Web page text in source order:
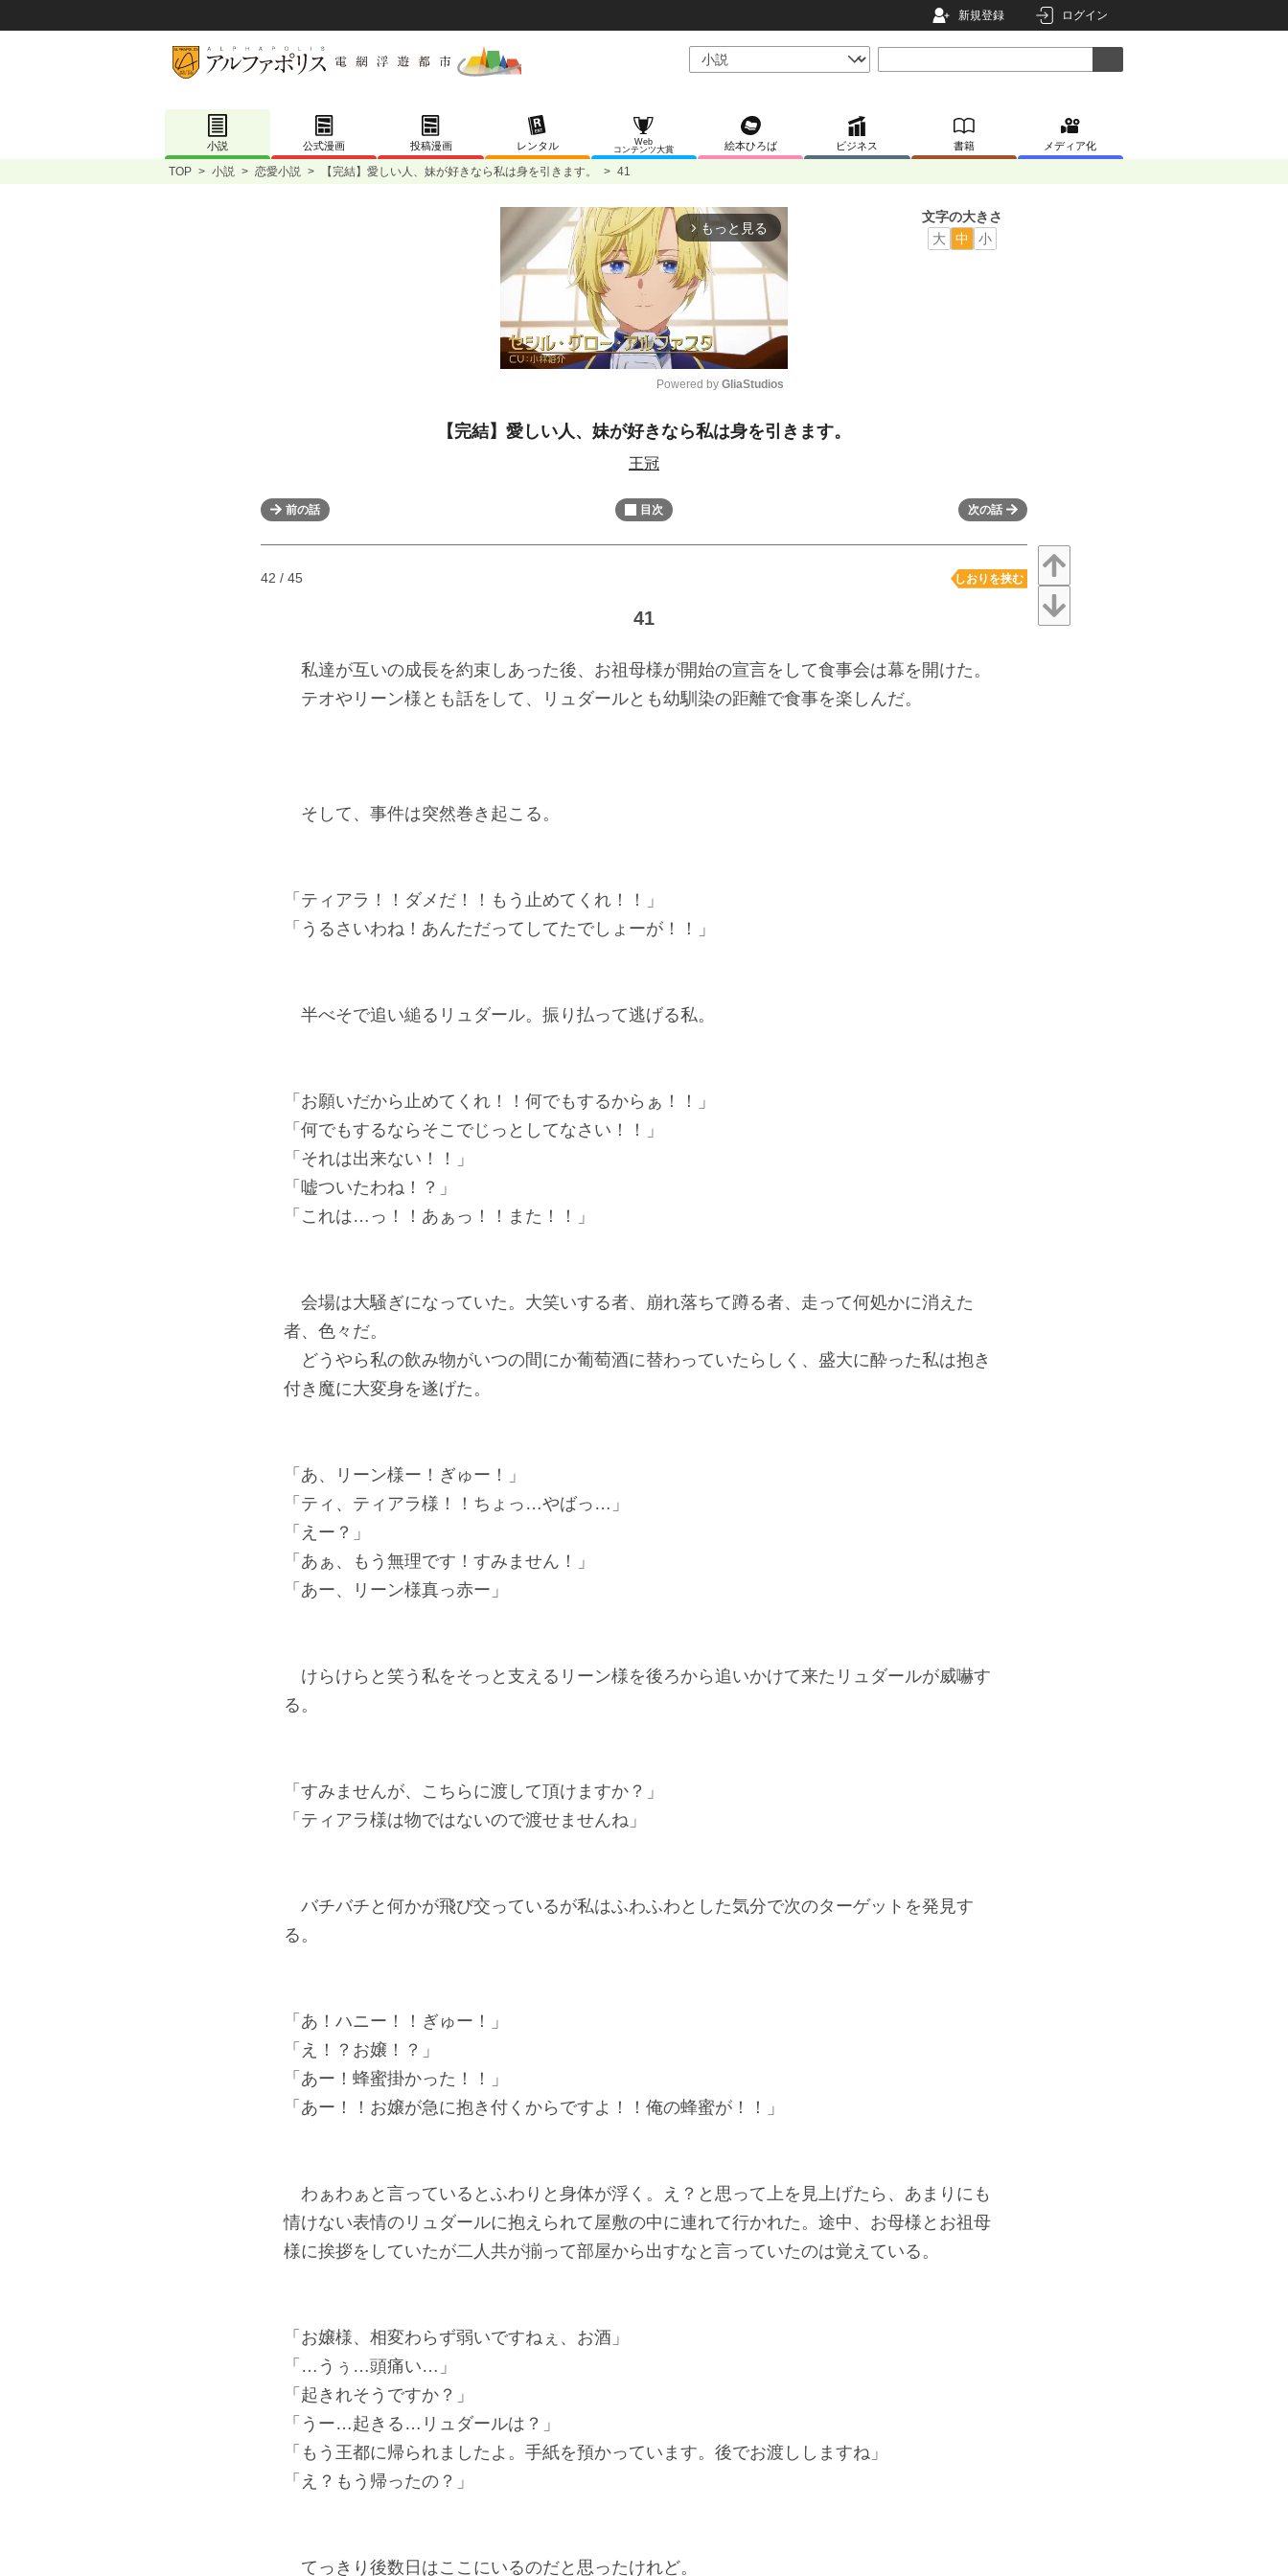
新規登録 ログイン
小説 公式漫画 投稿漫画 レンタル
Web
コンテンツ大賞
絵本ひろば ビジネス 書籍 メディア化
TOP > 小説 > 恋愛小説 > 【完結】愛しい人、妹が好きなら私は身を引きます。 > 41
arrow_forward_ios もっと見る
M
Powered by GliaStudios
【完結】愛しい人、妹が好きなら私は身を引きます。
王冠
文字の大きさ
大
中 小
前の話 目次 次の話
42 / 45 しおりを挟む
41
私達が互いの成長を約束しあった後、お祖母様が開始の宣言をして食事会は幕を開けた。
テオやリーン様とも話をして、リュダールとも幼馴染の距離で食事を楽しんだ。
そして、事件は突然巻き起こる。
「ティアラ！！ダメだ！！もう止めてくれ！！」
「うるさいわね！あんただってしてたでしょーが！！」
半べそで追い縋るリュダール。振り払って逃げる私。
「お願いだから止めてくれ！！何でもするからぁ！！」
「何でもするならそこでじっとしてなさい！！」
「それは出来ない！！」
「嘘ついたわね！？」
「これは…っ！！あぁっ！！また！！」
会場は大騒ぎになっていた。大笑いする者、崩れ落ちて蹲る者、走って何処かに消えた
者、色々だ。
どうやら私の飲み物がいつの間にか葡萄酒に替わっていたらしく、盛大に酔った私は抱き
付き魔に大変身を遂げた。
「あ、リーン様ー！ぎゅー！」
「ティ、ティアラ様！！ちょっ…やばっ…」
「えー？」
「あぁ、もう無理です！すみません！」
「あー、リーン様真っ赤ー」
けらけらと笑う私をそっと支えるリーン様を後ろから追いかけて来たリュダールが威嚇す
る。
「すみませんが、こちらに渡して頂けますか？」
「ティアラ様は物ではないので渡せませんね」
バチバチと何かが飛び交っているが私はふわふわとした気分で次のターゲットを発見す
る。
「あ！ハニー！！ぎゅー！」
「え！？お嬢！？」
「あー！蜂蜜掛かった！！」
「あー！！お嬢が急に抱き付くからですよ！！俺の蜂蜜が！！」
わぁわぁと言っているとふわりと身体が浮く。え？と思って上を見上げたら、あまりにも
情けない表情のリュダールに抱えられて屋敷の中に連れて行かれた。途中、お母様とお祖母
様に挨拶をしていたが二人共が揃って部屋から出すなと言っていたのは覚えている。
「お嬢様、相変わらず弱いですねぇ、お酒」
「…うぅ…頭痛い…」
「起きれそうですか？」
「うー…起きる…リュダールは？」
「もう王都に帰られましたよ。手紙を預かっています。後でお渡ししますね」
「え？もう帰ったの？」
てっきり後数日はここにいるのだと思ったけれど。